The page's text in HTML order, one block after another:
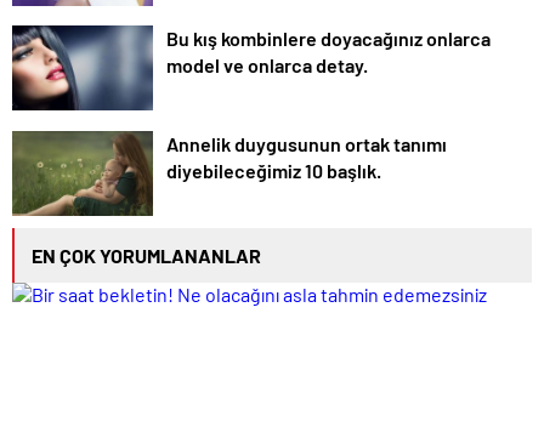
Bu kış kombinlere doyacağınız onlarca
model ve onlarca detay.
Annelik duygusunun ortak tanımı
diyebileceğimiz 10 başlık.
EN ÇOK YORUMLANANLAR